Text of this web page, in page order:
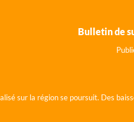
Bulletin de
sur la région se poursuit. Des